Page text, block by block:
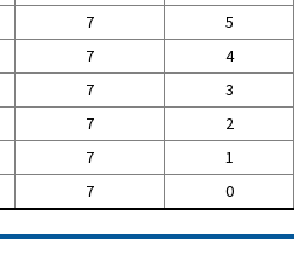
7 5
7 4
7 3
7 2
7 1
7 0